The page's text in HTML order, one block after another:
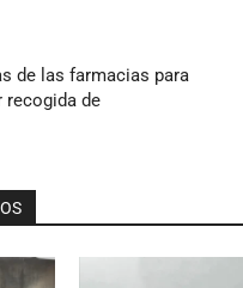
de las farmacias para
recogida de